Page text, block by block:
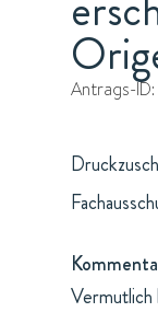
Antrags-ID:
Vermutlich